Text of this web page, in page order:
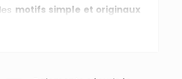
motifs simple et originaux